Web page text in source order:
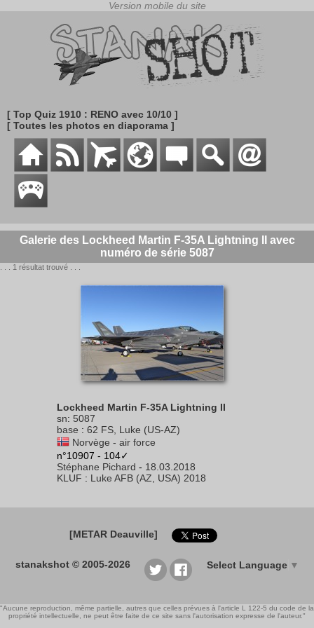
[ Top Quiz 1910 : RENO avec 10/10 ]
[ Toutes les photos en diaporama ]
Galerie des Lockheed Martin F-35A Lightning II avec
numéro de série 5087
. . . 1 résultat trouvé . . .
Lockheed Martin F-35A Lightning II
sn: 5087
base : 62 FS, Luke (US-AZ)
Norvège - air force
n°10907 - 104✓
Stéphane Pichard - 18.03.2018
KLUF : Luke AFB (AZ, USA) 2018
[METAR Deauville]
stanakshot © 2005-2026 Select Language ▼
"Aucune reproduction, même partielle, autres que celles prévues à l'article L 122-5 du code de la
propriété intellectuelle, ne peut être faite de ce site sans l'autorisation expresse de l'auteur."